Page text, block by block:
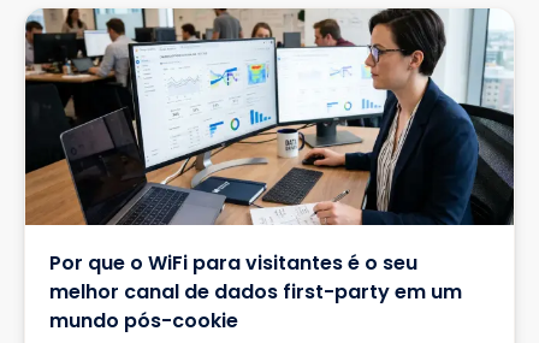
Por que o WiFi para visitantes é o seu
melhor canal de dados first-party em um
mundo pós-cookie